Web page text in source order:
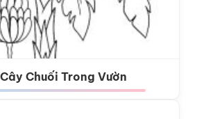
Chuối Trong Vườn